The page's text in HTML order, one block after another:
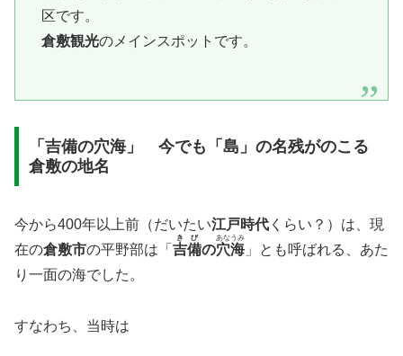
区です。
倉敷観光のメインスポットです。
「吉備の穴海」 今でも「島」の名残がのこる
倉敷の地名
​今から400年以上前（だいたい江戸時代 くらい？）は、現
在の倉敷市の平野部は「 吉備
きび
の穴海
あなうみ
」とも呼ばれる、あた
り一面の海でした。
すなわち、当時は